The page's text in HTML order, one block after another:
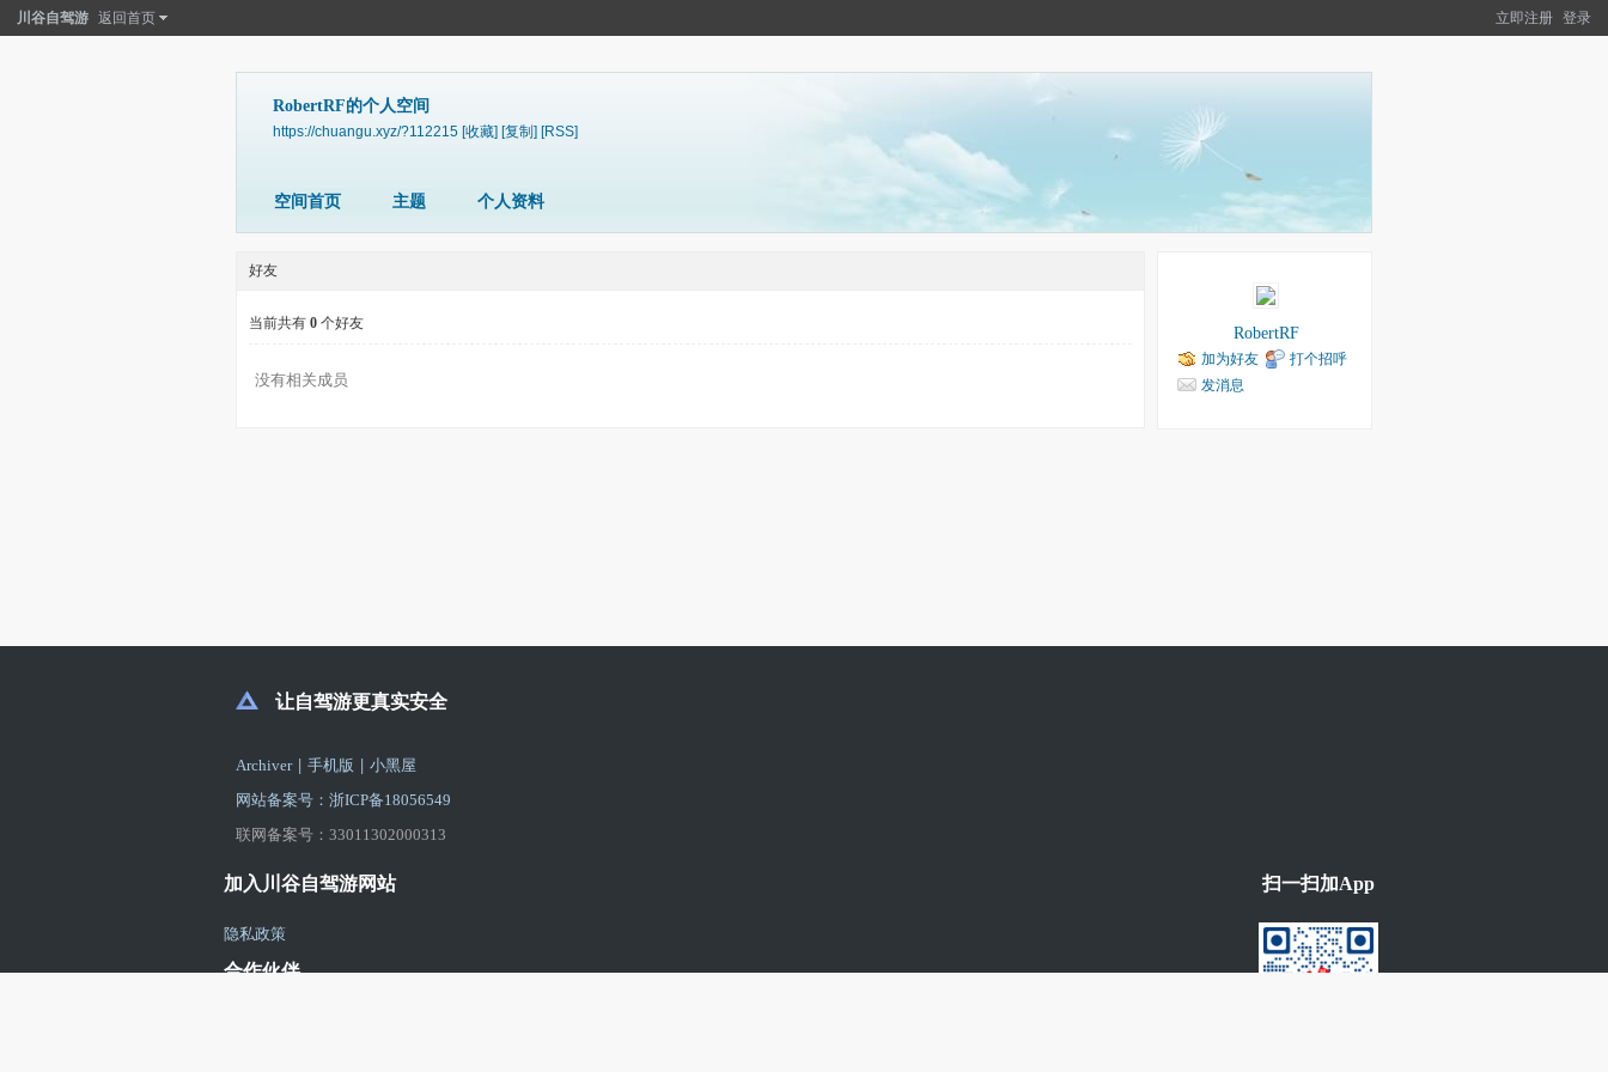
立即注册 登录
川谷自驾游 返回首页
RobertRF的个人空间
https://chuangu.xyz/?112215 [收藏] [复制] [RSS]
空间首页 主题 个人资料
好友
当前共有 0 个好友
没有相关成员
RobertRF
加为好友
打个招呼
发消息
让自驾游更真实安全
Archiver | 手机版 | 小黑屋
网站备案号：浙ICP备18056549
联网备案号：33011302000313
加入川谷自驾游网站
隐私政策
合作伙伴
扫一扫加App